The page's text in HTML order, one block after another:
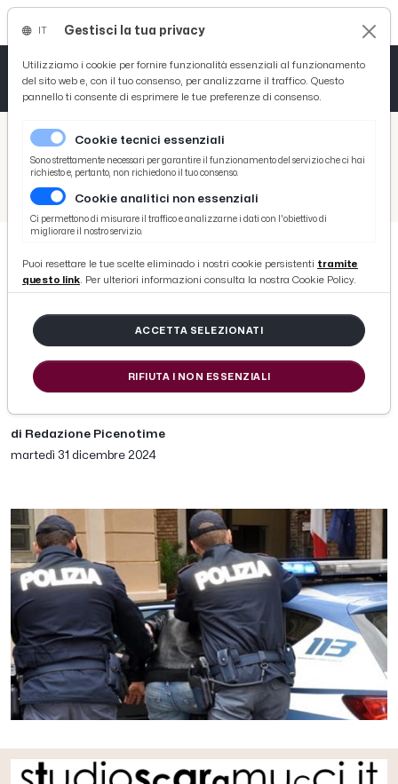
/ Picenotime
/ News
/ Cronaca
San Benedetto del Tronto, arrestato dopo essere stato trovato in possesso di eroina sotto l'elastico della tuta
San Benedetto del Tronto,
arrestato dopo essere stato trovato
in possesso di eroina sotto
l'elastico della tuta
di Redazione Picenotime
martedì 31 dicembre 2024
Gestisci la tua privacy
Utilizziamo i cookie per fornire funzionalità essenziali al funzionamento
del sito web e, con il tuo consenso, per analizzarne il traffico. Questo
pannello ti consente di esprimere le tue preferenze di consenso.
Cookie tecnici essenziali
Sono strettamente necessari per garantire il funzionamento del servizio che ci hai
richiesto e, pertanto, non richiedono il tuo consenso.
Cookie analitici non essenziali
Ci permettono di misurare il traffico e analizzarne i dati con l'obiettivo di
migliorare il nostro servizio.
Puoi resettare le tue scelte eliminado i nostri cookie persistenti tramite
questo link. Per ulteriori informazioni consulta la nostra Cookie Policy.
ACCETTA SELEZIONATI
RIFIUTA I NON ESSENZIALI
Tutto News
Tutto Sport
Basket
Ciclismo
Tutto Curiosità